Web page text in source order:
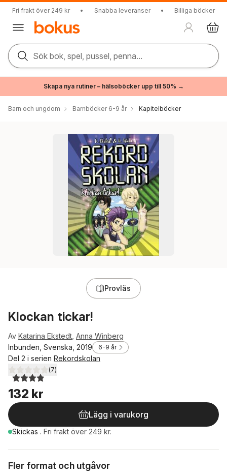
Fri frakt över 249 kr • Snabba leveranser • Billiga böcker
Sök bok, spel, pussel, penna...
Skapa nya rutiner – hälsoböcker upp till 50% →
Barn och ungdom Barnböcker 6-9 år Kapitelböcker
Provläs
Klockan tickar!
Av Katarina Ekstedt Anna Winberg
Inbunden, Svenska, 2019
6-9 år
Del 2 i serien Rekordskolan
3,9utav 5 stjärnor. Totalt antal röster:
(7)
132 kr
Lägg i varukorg
Skickas . Fri frakt över 249 kr.
Fler format och utgåvor